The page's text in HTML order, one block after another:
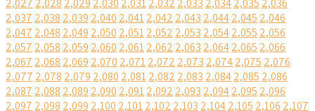
2,027 2,028 2,029 2,030 2,0312,032 2,033 2,0342,035 2,036
2,037 2,038 2,039 2,040 2,0412,042 2,043 2,0442,045 2,046
2,047 2,048 2,049 2,050 2,0512,052 2,053 2,0542,055 2,056
2,057 2,058 2,059 2,060 2,0612,062 2,063 2,0642,065 2,066
2,067 2,068 2,069 2,070 2,0712,072 2,073 2,0742,075 2,076
2,077 2,078 2,079 2,080 2,0812,082 2,083 2,0842,085 2,086
2,087 2,088 2,089 2,090 2,0912,092 2,093 2,0942,095 2,096
2,097 2,098 2,099 2,100 2,1012,102 2,103 2,1042,105 2,106 2,107